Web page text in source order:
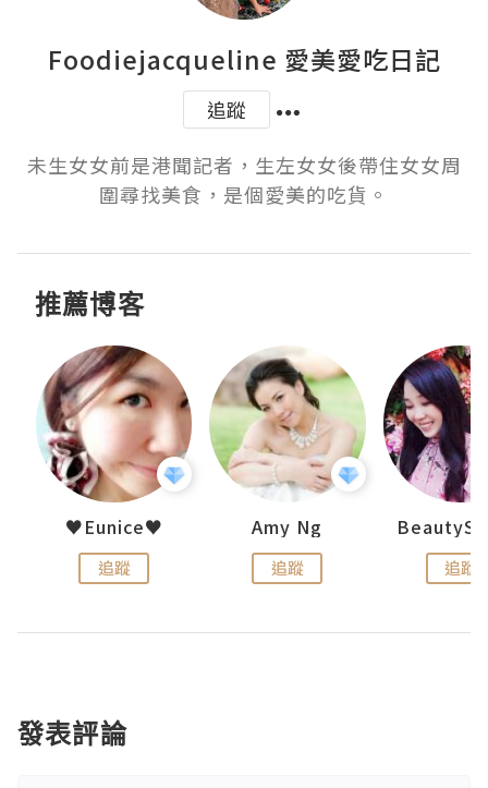
Foodiejacqueline 愛美愛吃日記
追蹤
未生女女前是港聞記者，生左女女後帶住女女周
圍尋找美食，是個愛美的吃貨。
推薦博客
♥Eunice♥
追蹤
Amy Ng
追蹤 追蹤
發表評論